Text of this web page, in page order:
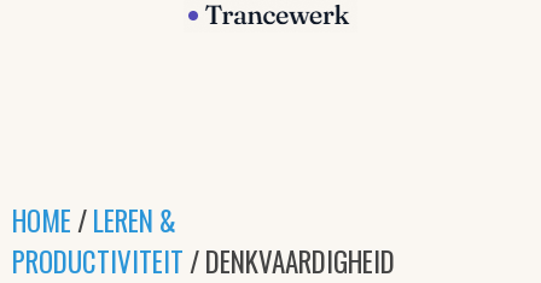
HOME/LEREN &
PRODUCTIVITEIT/ DENKVAARDIGHEID